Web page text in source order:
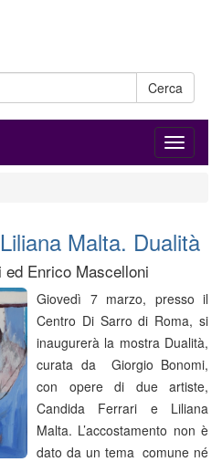
Cerca
Malta. Dualità
Enrico Mascelloni
Giovedì 7 marzo, presso il
Centro Di Sarro di Roma, si
inaugurerà la mostra Dualità,
curata da Giorgio Bonomi,
con opere di due artiste,
Candida Ferrari e Liliana
Malta. L’accostamento non è
dato da un tema comune né